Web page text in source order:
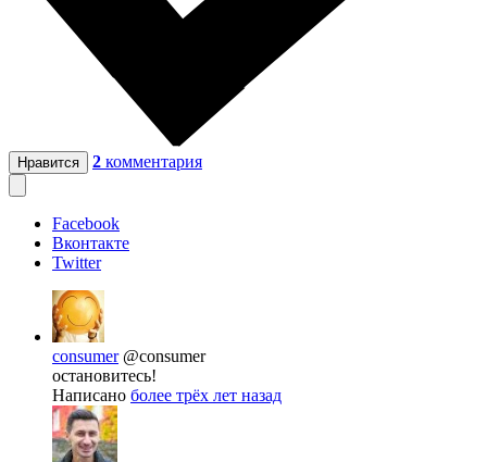
Нравится 2 комментария
Facebook
Вконтакте
Twitter
consumer @consumer
остановитесь!
Написано более трёх лет назад